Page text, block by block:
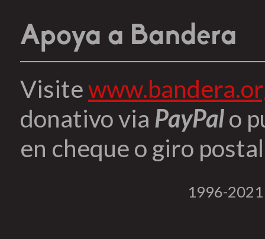
Apoya a Bandera
Visite
donativo via PayPalo
en cheque o giro
1996-